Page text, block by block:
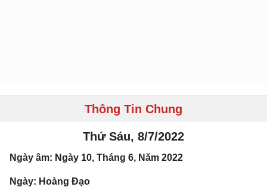
Thông Tin Chung
Thứ Sáu, 8/7/2022
Ngày âm: Ngày 10, Tháng 6, Năm 2022
Ngày: Hoàng Đạo